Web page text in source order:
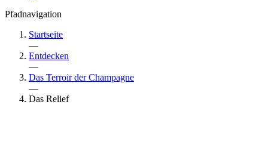
Pfadnavigation
Startseite
—
Entdecken
—
Das Terroir der Champagne
—
Das Relief